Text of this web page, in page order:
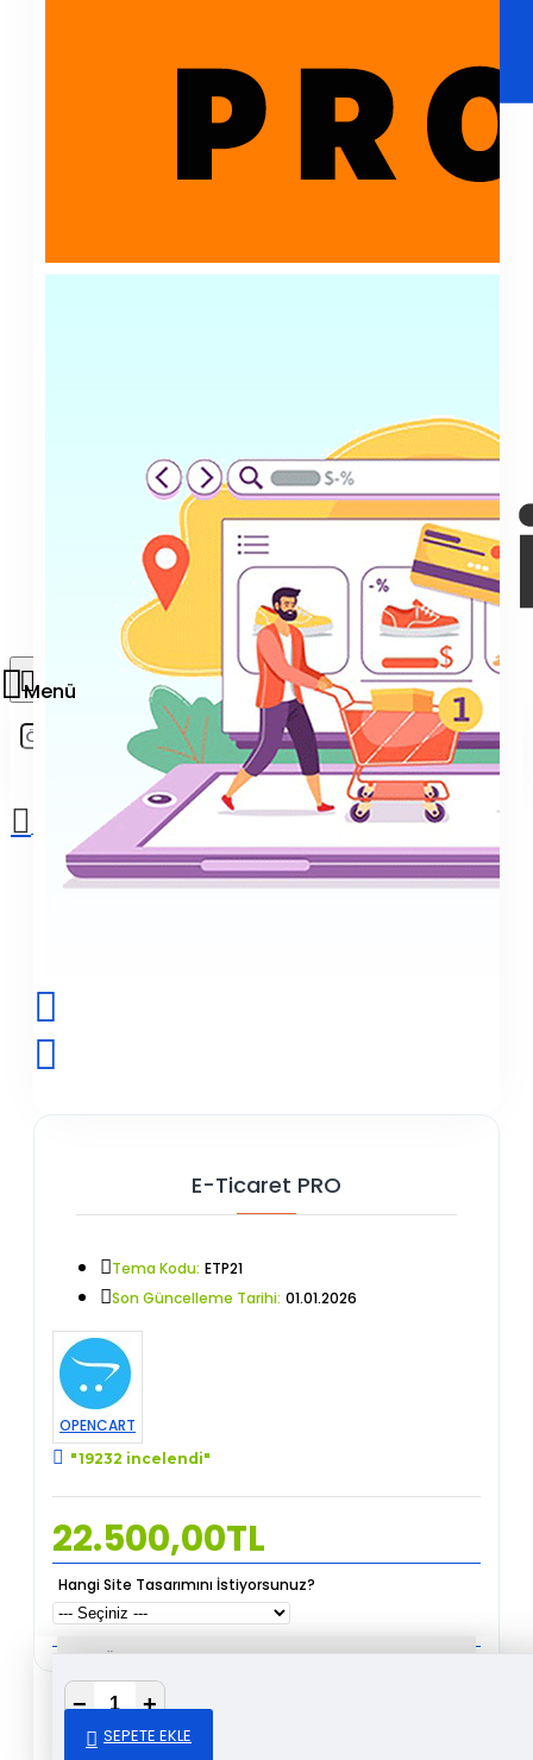
Sepetinize henüz ekleme yapmadınız!
E-Ticaret PRO
22.500,00TL
Tema Kodu: ETP21
Son Güncelleme Tarihi: 01.01.2026
OPENCART
"19232 incelendi"
Hangi Site Tasarımını İstiyorsunuz?
− +
SEPETE EKLE
✅ Ücretsiz Hosting + SSL
✅ Ücretsiz Kurulum
✅ Aylık ya da Yıllık Ödeme